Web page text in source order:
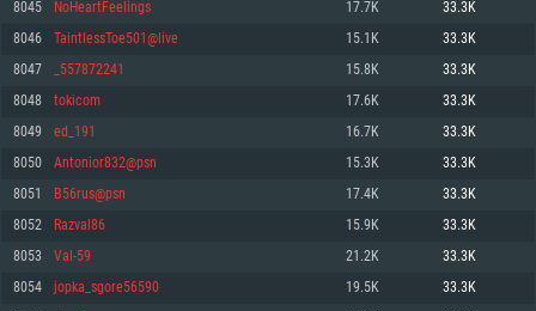
최소사양
운영체제: Windows 10 (64 bit)
프로세서: 2.2 GHz 듀얼코어 이상
메모리: 4GB
그래픽 카드: DirectX 11 이상을 지원하는 AMD Radeon 77XX / NVIDIA
GeForce GT 660. 최소 사양 해상도: 720p
네트워크: 브로드밴드 인터넷
여유 저장 공간: 22.1 GB (최소 클라이언트)
최소사양
운영체제: Mac OS Big Sur 11.0
프로세서: 최소 2.2 GHz의 Core i5 (Intel Xeon 은 지원하지 않습니다)
메모리: 6 GB
그래픽 카드: Metal 을 지원하는 Intel Iris Pro 5200 (Mac), 혹은 이와 비슷한 성
능을 가지는 Mac 버전의 AMD/Nvidia. 최소 해상도: 720p
네트워크: 브로드밴드 인터넷
여유 저장 공간: 22.1 GB (최소 클라이언트)
최소사양
운영체제: 64bit Linux 중 최신 버전
프로세서: 2.4 GHz 듀얼코어
메모리: 4 GB
그래픽 카드: Vulkan 을 지원하고, 최신 그래픽 드라이버를 지원하는 NVIDIA
660 (6개월 미만) 혹은 그와 동급의 성능을 가지며 최신 그래픽 드라이버를 지
원하는 AMD (6개월 미만; 최소사양 지원 해상도 720p)
네트워크: 브로드밴드 인터넷
여유 저장 공간: 22.1 GB (최소 클라이언트)
8045 NoHeartFeelings 17.7K 33.3K
8046 TaintlessToe501@live 15.1K 33.3K
8047 _557872241 15.8K 33.3K
8048 tokicom 17.6K 33.3K
8049 ed_191 16.7K 33.3K
8050 Antonior832@psn 15.3K 33.3K
8051 B56rus@psn 17.4K 33.3K
8052 Razval86 15.9K 33.3K
8053 Val-59 21.2K 33.3K
8054 jopka_sgore56590 19.5K 33.3K